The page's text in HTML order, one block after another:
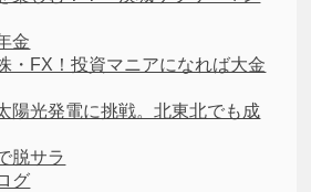
金
・FX！投資マニアになれば大金
陽光発電に挑戦。北東北でも成
脱サラ
グ